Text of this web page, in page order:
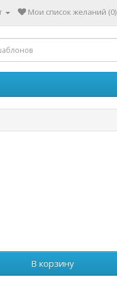
Мои список желаний (0)
В корзину